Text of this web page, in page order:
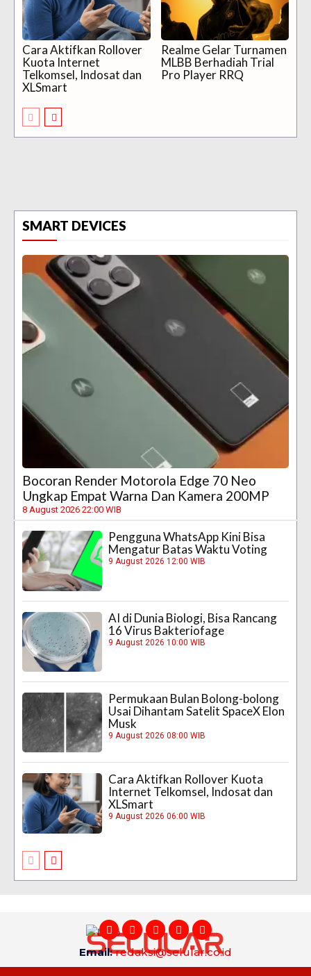
Cara Aktifkan Rollover
Kuota Internet
Telkomsel, Indosat dan
XLSmart
Realme Gelar Turnamen
MLBB Berhadiah Trial
Pro Player RRQ
SMART DEVICES
Bocoran Render Motorola Edge 70 Neo
Ungkap Empat Warna Dan Kamera 200MP
8 August 2026 22:00 WIB
Pengguna WhatsApp Kini Bisa
Mengatur Batas Waktu Voting
9 August 2026 12:00 WIB
AI di Dunia Biologi, Bisa Rancang
16 Virus Bakteriofage
9 August 2026 10:00 WIB
Permukaan Bulan Bolong-bolong
Usai Dihantam Satelit SpaceX Elon
Musk
9 August 2026 08:00 WIB
Cara Aktifkan Rollover Kuota
Internet Telkomsel, Indosat dan
XLSmart
9 August 2026 06:00 WIB
Email:redaksi@selular.co.id